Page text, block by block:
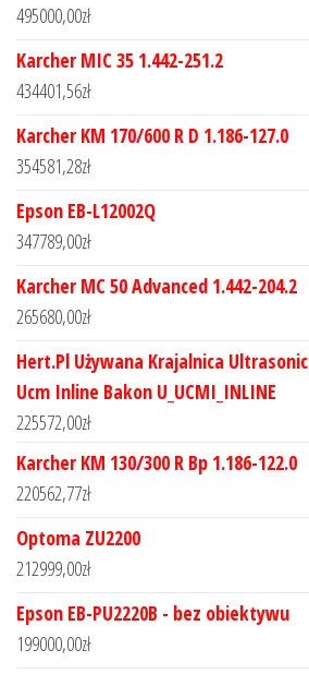
495000,00zł
Karcher MIC 35 1.442-251.2
434401,56zł
Karcher KM 170/600 R D 1.186-127.0
354581,28zł
Epson EB-L12002Q
347789,00zł
Karcher MC 50 Advanced 1.442-204.2
265680,00zł
Hert.Pl Używana Krajalnica
Ucm Inline Bakon U_UCMI_INLINE
225572,00zł
Karcher KM 130/300 R Bp 1.186-122.0
220562,77zł
Optoma ZU2200
212999,00zł
Epson EB-PU2220B - bez obiektywu
199000,00zł